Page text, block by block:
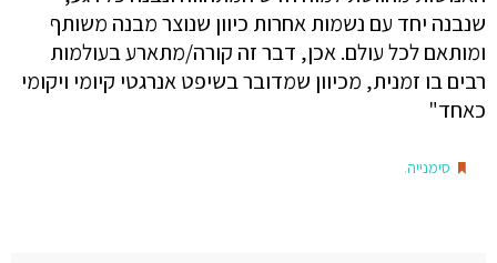
שנבנה יחד עם נשמות אחרות כיוון שנוצר מבנה משותף
ומותאם לכל עולם. אכן, דבר זה קורה/מתארע בעולמות
רבים בו זמנית, מכיוון שמדובר בשיפט אנרגטי קיומי ויקומי
כאחד"
סימנייה.